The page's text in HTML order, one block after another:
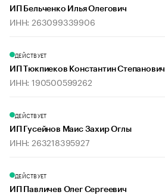
ИП Бельченко Илья Олегович
ИНН: 263099339906
ДЕЙСТВУЕТ
ИП Тюкпиеков Константин Степанович
ИНН: 190500599262
ДЕЙСТВУЕТ
ИП Гусейнов Маис Захир Оглы
ИНН: 263218395927
ДЕЙСТВУЕТ
ИП Павличев Олег Сергеевич